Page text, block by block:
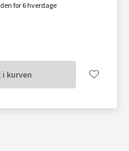
for 6 hverdage
kurven